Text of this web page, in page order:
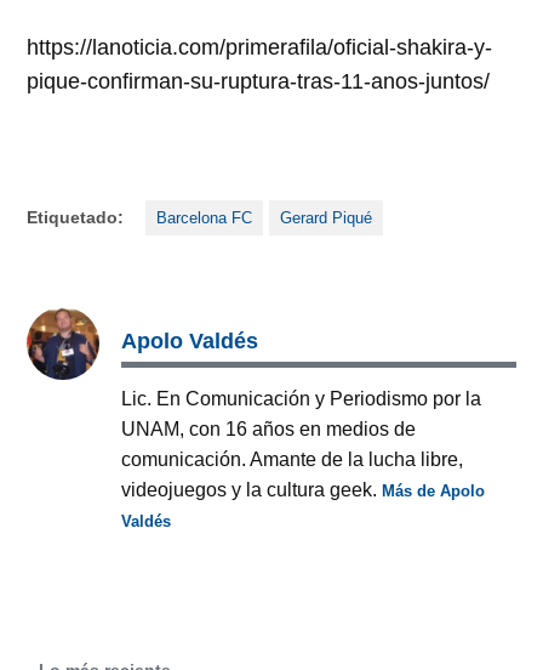
https://lanoticia.com/primerafila/oficial-shakira-y-
pique-confirman-su-ruptura-tras-11-anos-juntos/
Etiquetado: Barcelona FC Gerard Piqué
Apolo Valdés
Lic. En Comunicación y Periodismo por la
UNAM, con 16 años en medios de
comunicación. Amante de la lucha libre,
videojuegos y la cultura geek.Más de Apolo
Valdés